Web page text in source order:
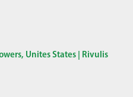
Unites States | Rivulis